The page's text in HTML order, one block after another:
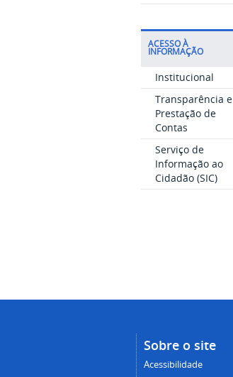
ACESSO À
INFORMAÇÃO
Institucional
Transparência e
Prestação de
Contas
Serviço de
Informação ao
Cidadão (SIC)
Sobre o site
Acessibilidade